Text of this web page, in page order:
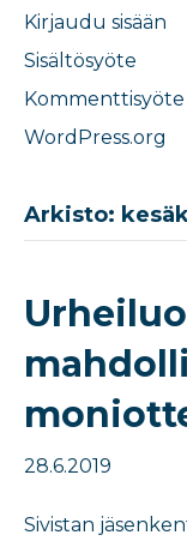
Kirjaudu sisään
Sisältösyöte
Kommenttisyöte
WordPress.org
Arkisto:
28.6.2019
Sivistan